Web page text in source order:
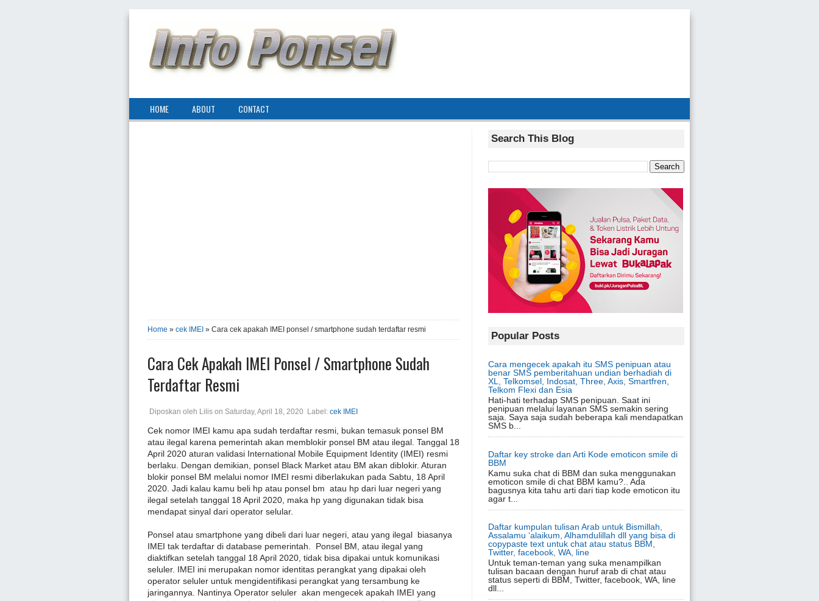
HOME ABOUT CONTACT
Home » cek IMEI » Cara cek apakah IMEI ponsel / smartphone sudah terdaftar resmi
Cara Cek Apakah IMEI Ponsel / Smartphone Sudah
Terdaftar Resmi
Diposkan oleh Lilis on Saturday, April 18, 2020 Label: cek IMEI
Cek nomor IMEI kamu apa sudah terdaftar resmi, bukan temasuk ponsel BM
atau ilegal karena pemerintah akan memblokir ponsel BM atau ilegal. Tanggal 18
April 2020 aturan validasi International Mobile Equipment Identity (IMEI) resmi
berlaku. Dengan demikian, ponsel Black Market atau BM akan diblokir. Aturan
blokir ponsel BM melalui nomor IMEI resmi diberlakukan pada Sabtu, 18 April
2020. Jadi kalau kamu beli hp atau ponsel bm atau hp dari luar negeri yang
ilegal setelah tanggal 18 April 2020, maka hp yang digunakan tidak bisa
mendapat sinyal dari operator selular.
Ponsel atau smartphone yang dibeli dari luar negeri, atau yang ilegal biasanya
IMEI tak terdaftar di database pemerintah. Ponsel BM, atau ilegal yang
diaktifkan setelah tanggal 18 April 2020, tidak bisa dipakai untuk komunikasi
seluler. IMEI ini merupakan nomor identitas perangkat yang dipakai oleh
operator seluler untuk mengidentifikasi perangkat yang tersambung ke
jaringannya. Nantinya Operator seluler akan mengecek apakah IMEI yang
Search This Blog
Popular Posts
Cara mengecek apakah itu SMS penipuan atau
benar SMS pemberitahuan undian berhadiah di
XL, Telkomsel, Indosat, Three, Axis, Smartfren,
Telkom Flexi dan Esia
Hati-hati terhadap SMS penipuan. Saat ini
penipuan melalui layanan SMS semakin sering
saja. Saya saja sudah beberapa kali mendapatkan
SMS b...
Daftar key stroke dan Arti Kode emoticon smile di
BBM
Kamu suka chat di BBM dan suka menggunakan
emoticon smile di chat BBM kamu?.. Ada
bagusnya kita tahu arti dari tiap kode emoticon itu
agar t...
Daftar kumpulan tulisan Arab untuk Bismillah,
Assalamu ‘alaikum, Alhamdulillah dll yang bisa di
copypaste text untuk chat atau status BBM,
Twitter, facebook, WA, line
Untuk teman-teman yang suka menampilkan
tulisan bacaan dengan huruf arab di chat atau
status seperti di BBM, Twitter, facebook, WA, line
dll...